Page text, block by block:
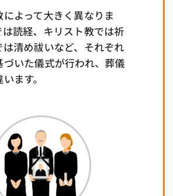
よって大きく異なりま
は読経、キリスト教では祈
は清め祓いなど、それぞれ
づいた儀式が行われ、葬儀
ます。